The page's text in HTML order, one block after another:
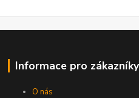
Informace pro zákazníky
O nás